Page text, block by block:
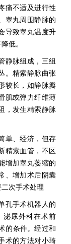
痛不适及进行性
睾丸周围静脉的
导致睾丸温度升
低。
静脉组成，三组
。精索静脉曲张
较长，如静脉瓣
肌或弹力纤维薄
，发生精索静脉
单、经济，但存
精索血管，不区
增加睾丸萎缩的
、增加术后阴囊
次手术处理
孔手术机器人的
泌尿外科在术前
的条件。经过和
术的方法对小琦